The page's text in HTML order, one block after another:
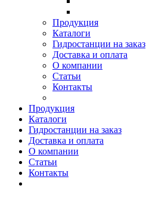
Продукция
Каталоги
Гидростанции на заказ
Доставка и оплата
О компании
Статьи
Контакты
Продукция
Каталоги
Гидростанции на заказ
Доставка и оплата
О компании
Статьи
Контакты